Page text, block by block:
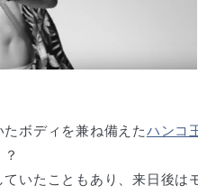
ボディを兼ね備えたハンコ
いたこともあり、来日後は